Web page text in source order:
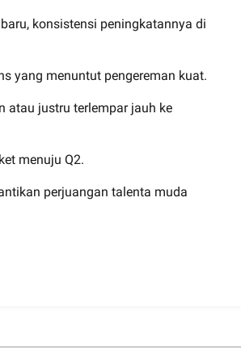
konsistensi peningkatannya di
yang menuntut pengereman kuat.
atau justru terlempar jauh ke
menuju Q2.
perjuangan talenta muda